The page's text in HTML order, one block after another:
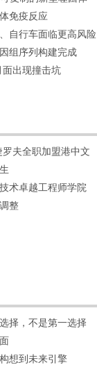
免疫反应
自行车面临更高风险
组序列构建完成
面出现撞击坑
夫全职加盟港中文
术卓越工程师学院
整
择，不是第一选择
想到未来引擎